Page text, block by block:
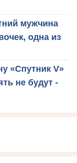
мужчина
одна из
«Спутник V»
не будут -